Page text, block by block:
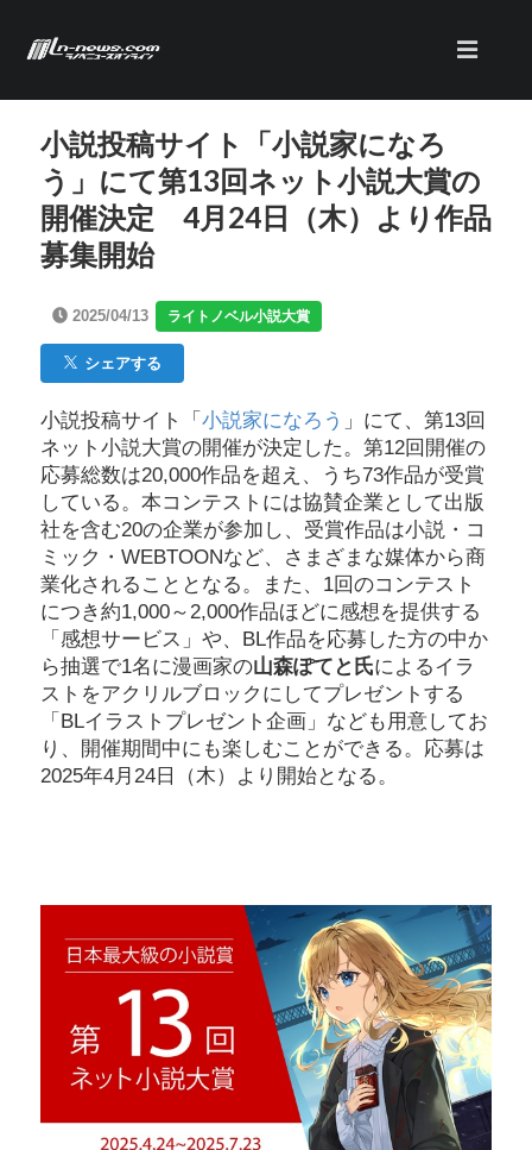
小説投稿サイト「小説家になろ
う」にて第13回ネット小説大賞の
開催決定 4月24日（木）より作品
募集開始
2025/04/13 ライトノベル小説大賞
シェアする
小説投稿サイト「 小説家になろう 」にて、第13回
ネット小説大賞の開催が決定した。第12回開催の
応募総数は20,000作品を超え、うち73作品が受賞
している。本コンテストには協賛企業として出版
社を含む20の企業が参加し、受賞作品は小説・コ
ミック・WEBTOONなど、さまざまな媒体から商
業化されることとなる。また、1回のコンテスト
につき約1,000～2,000作品ほどに感想を提供する
「感想サービス」や、BL作品を応募した方の中か
ら抽選で1名に漫画家の山森ぽてと氏によるイラ
ストをアクリルブロックにしてプレゼントする
「BLイラストプレゼント企画」なども用意してお
り、開催期間中にも楽しむことができる。応募は
2025年4月24日（木）より開始となる。